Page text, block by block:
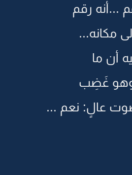
...أنه رقم
مكانه...
أن ما
وهو غَضِب
عالٍ: نعم ...